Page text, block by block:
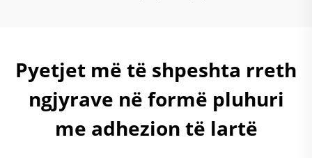
Pyetjet më të shpeshta rreth
ngjyrave në formë pluhuri
me adhezion të lartë